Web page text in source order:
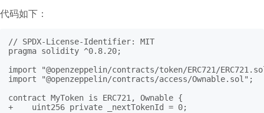
代码如下：
// SPDX-License-Identifier: MIT
pragma solidity ^0.8.20;
import "@openzeppelin/contracts/token/ERC721/
import "@openzeppelin/contracts/access/Ownable.sol";
contract MyToken is ERC721, Ownable {
+    uint256 private _nextTokenId = 0;